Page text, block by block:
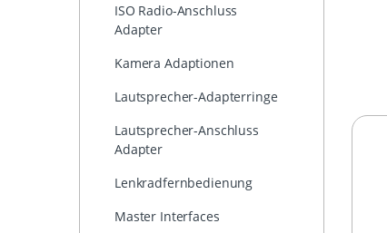
ISO Radio-Anschluss
Adapter
Kamera Adaptionen
Lautsprecher-Adapterringe
Lautsprecher-Anschluss
Adapter
Lenkradfernbedienung
Master Interfaces